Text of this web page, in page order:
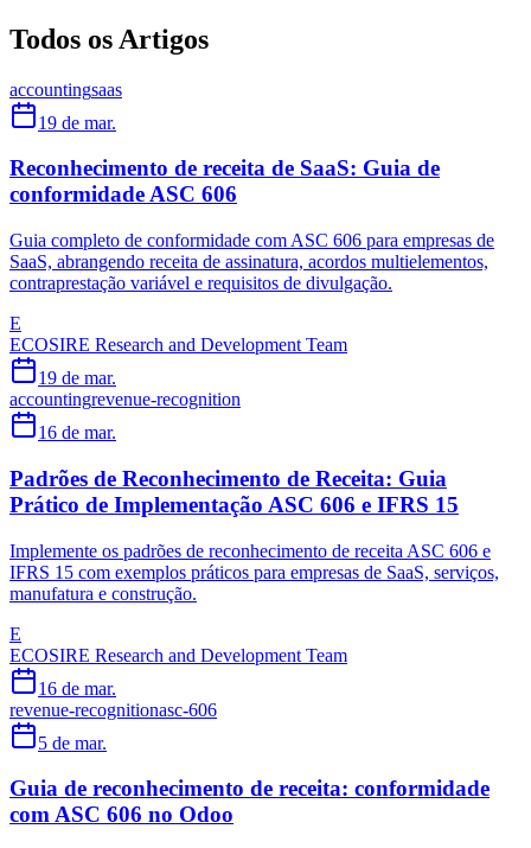
Todos os Artigos
accountingsaas
19 de mar.
Reconhecimento de receita de SaaS: Guia de
conformidade ASC 606
Guia completo de conformidade com ASC 606 para empresas de
SaaS, abrangendo receita de assinatura, acordos multielementos,
contraprestação variável e requisitos de divulgação.
E
ECOSIRE Research and Development Team
19 de mar.
accountingrevenue-recognition
16 de mar.
Padrões de Reconhecimento de Receita: Guia
Prático de Implementação ASC 606 e IFRS 15
Implemente os padrões de reconhecimento de receita ASC 606 e
IFRS 15 com exemplos práticos para empresas de SaaS, serviços,
manufatura e construção.
E
ECOSIRE Research and Development Team
16 de mar.
revenue-recognitionasc-606
5 de mar.
Guia de reconhecimento de receita: conformidade
com ASC 606 no Odoo